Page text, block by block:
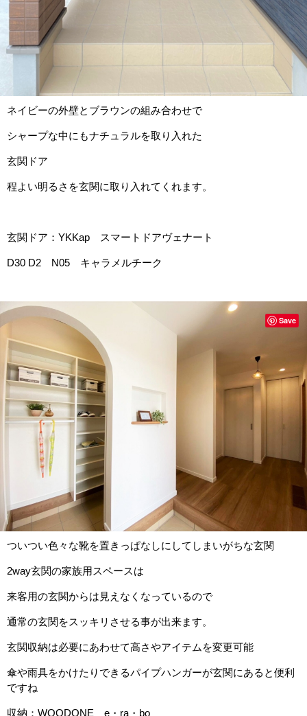
ネイビーの外壁とブラウンの組み合わせで
シャープな中にもナチュラルを取り入れた
玄関ドア
程よい明るさを玄関に取り入れてくれます。
玄関ドア：YKKap スマートドアヴェナート
D30 D2 N05 キャラメルチーク
ついつい色々な靴を置きっぱなしにしてしまいがちな玄関
2way玄関の家族用スペースは
来客用の玄関からは見えなくなっているので
通常の玄関をスッキリさせる事が出来ます。
玄関収納は必要にあわせて高さやアイテムを変更可能
傘や雨具をかけたりできるパイプハンガーが玄関にあると便利
ですね
収納：WOODONE e・ra・bo
Save